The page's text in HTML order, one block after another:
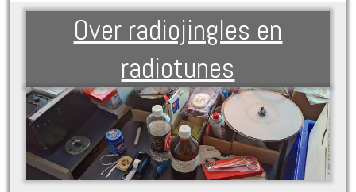
Over radiojingles en
radiotunes